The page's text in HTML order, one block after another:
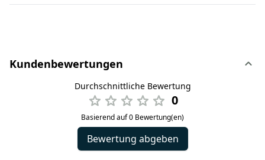
Kundenbewertungen
Durchschnittliche Bewertung
0
Basierend auf 0 Bewertung(en)
Bewertung abgeben